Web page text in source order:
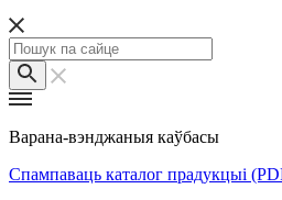
Варана-вэнджаныя каўбасы
Спампаваць каталог прадукцыі